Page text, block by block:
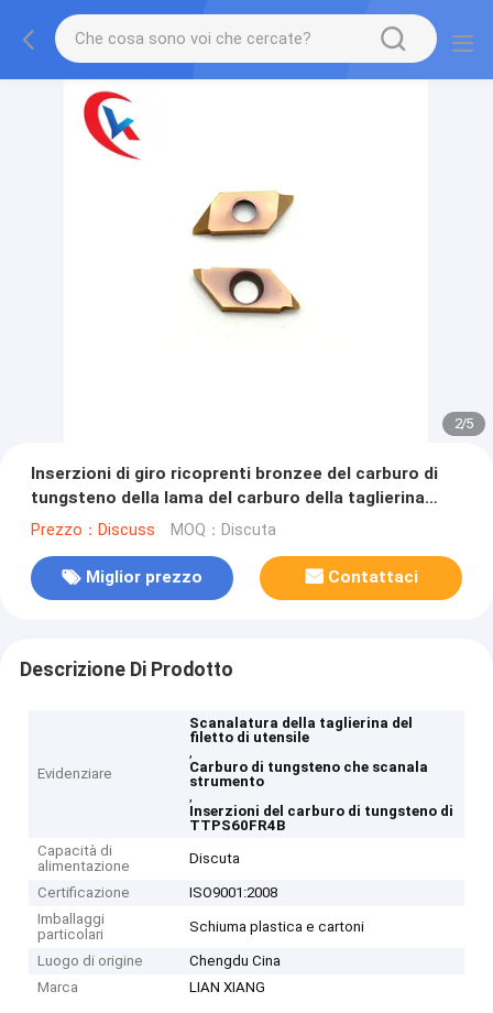
2/5
Inserzioni di giro ricoprenti bronzee del carburo di
tungsteno della lama del carburo della taglierina
TTPS60FR4B del filo di HRA 91,8
Prezzo：Discuss MOQ：Discuta
Miglior prezzo Contattaci
Descrizione Di Prodotto
Evidenziare
Scanalatura della taglierina del
filetto di utensile
,
Carburo di tungsteno che scanala
strumento
,
Inserzioni del carburo di tungsteno di
TTPS60FR4B
Capacità di
alimentazione
Discuta
Certificazione
ISO9001:2008
Imballaggi
particolari
Schiuma plastica e cartoni
Luogo di origine
Chengdu Cina
Marca
LIAN XIANG